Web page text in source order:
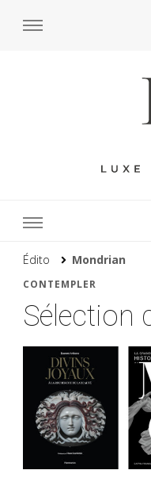
Édito Mondrian
CONTEMPLER
Sélection